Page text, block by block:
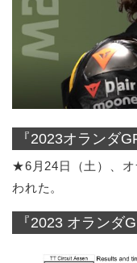
『2023オランダ
★6月24日（土）、
われた。
『2023 オランダ